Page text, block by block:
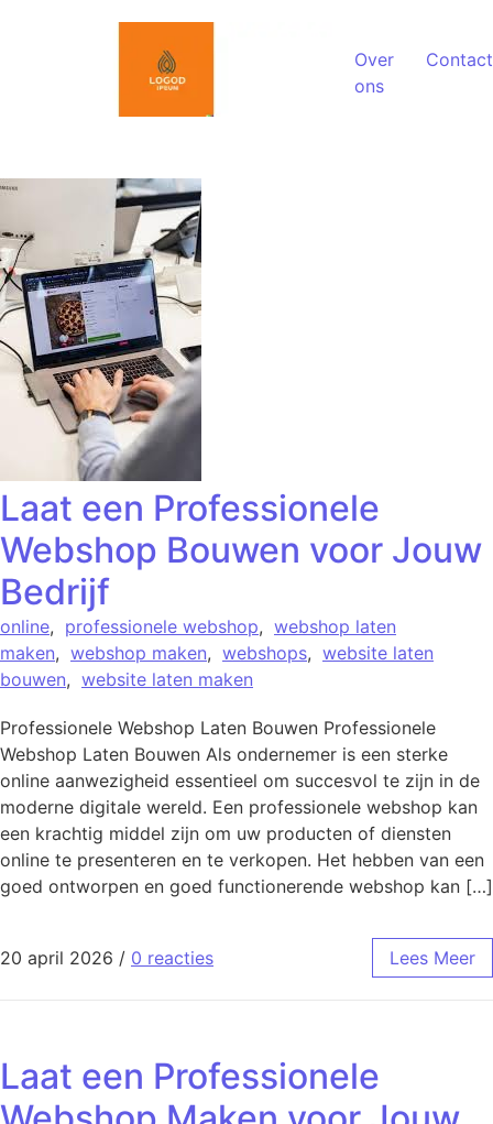
Over
ons
Contact
Laat een Professionele
Webshop Bouwen voor Jouw
Bedrijf
online, professionele webshop, webshop laten
maken, webshop maken, webshops, website laten
bouwen, website laten maken
Professionele Webshop Laten Bouwen Professionele
Webshop Laten Bouwen Als ondernemer is een sterke
online aanwezigheid essentieel om succesvol te zijn in de
moderne digitale wereld. Een professionele webshop kan
een krachtig middel zijn om uw producten of diensten
online te presenteren en te verkopen. Het hebben van een
goed ontworpen en goed functionerende webshop kan […]
20 april 2026 / 0 reacties Lees Meer
Laat een Professionele